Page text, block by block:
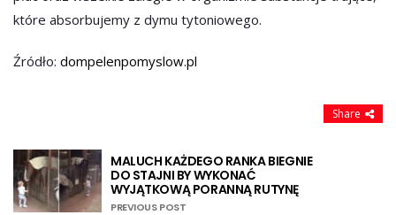
które absorbujemy z dymu tytoniowego.
Źródło: dompelenpomyslow.pl
Share
MALUCH KAŻDEGO RANKA BIEGNIE
DO STAJNI BY WYKONAĆ
WYJĄTKOWĄ PORANNĄ RUTYNĘ
PREVIOUS POST